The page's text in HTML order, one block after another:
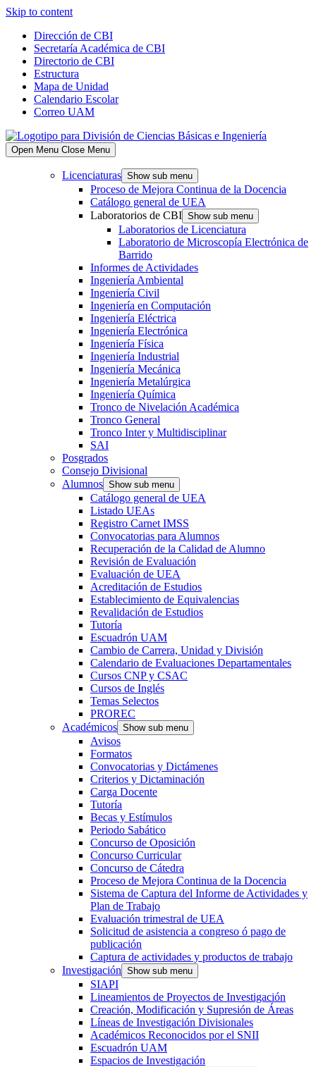
Skip to content
Dirección de CBI
Secretaría Académica de CBI
Directorio de CBI
Estructura
Mapa de Unidad
Calendario Escolar
Correo UAM
Open Menu Close Menu
Licenciaturas Show sub menu
Proceso de Mejora Continua de la Docencia
Catálogo general de UEA
Laboratorios de CBI Show sub menu
Laboratorios de Licenciatura
Laboratorio de Microscopía Electrónica de
Barrido
Informes de Actividades
Ingeniería Ambiental
Ingeniería Civil
Ingeniería en Computación
Ingeniería Eléctrica
Ingeniería Electrónica
Ingeniería Física
Ingeniería Industrial
Ingeniería Mecánica
Ingeniería Metalúrgica
Ingeniería Química
Tronco de Nivelación Académica
Tronco General
Tronco Inter y Multidisciplinar
SAI
Posgrados
Consejo Divisional
Alumnos Show sub menu
Catálogo general de UEA
Listado UEAs
Registro Carnet IMSS
Convocatorias para Alumnos
Recuperación de la Calidad de Alumno
Revisión de Evaluación
Evaluación de UEA
Acreditación de Estudios
Establecimiento de Equivalencias
Revalidación de Estudios
Tutoría
Escuadrón UAM
Cambio de Carrera, Unidad y División
Calendario de Evaluaciones Departamentales
Cursos CNP y CSAC
Cursos de Inglés
Temas Selectos
PROREC
Académicos Show sub menu
Avisos
Formatos
Convocatorias y Dictámenes
Criterios y Dictaminación
Carga Docente
Tutoría
Becas y Estímulos
Periodo Sabático
Concurso de Oposición
Concurso Curricular
Concurso de Cátedra
Proceso de Mejora Continua de la Docencia
Sistema de Captura del Informe de Actividades y
Plan de Trabajo
Evaluación trimestral de UEA
Solicitud de asistencia a congreso ó pago de
publicación
Captura de actividades y productos de trabajo
Investigación Show sub menu
SIAPI
Lineamientos de Proyectos de Investigación
Creación, Modificación y Supresión de Áreas
Líneas de Investigación Divisionales
Académicos Reconocidos por el SNII
Escuadrón UAM
Espacios de Investigación